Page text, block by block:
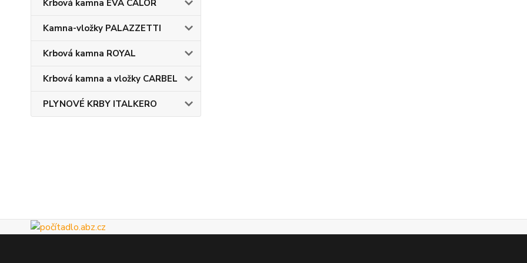
Krbová kamna EVA CALOR
Kamna-vložky PALAZZETTI
Krbová kamna ROYAL
Krbová kamna a vložky CARBEL
PLYNOVÉ KRBY ITALKERO